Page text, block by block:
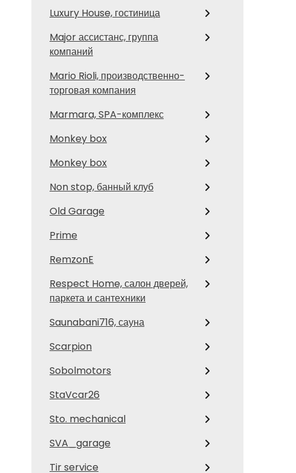
Luxury House, гостиница
Major ассистанс, группа
компаний
Mario Rioli, производственно-
торговая компания
Marmara, SPA-комплекс
Monkey box
Monkey box
Non stop, банный клуб
Old Garage
Prime
RemzonE
Respect Home, салон дверей,
паркета и сантехники
Saunabani716, сауна
Scarpion
Sobolmotors
StaVcar26
Sto. mechanical
SVA_garage
Tir service